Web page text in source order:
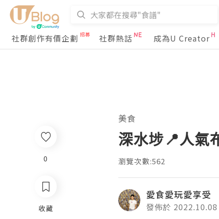
社群創作有價企劃 社群熱話 成為U Creator
美食
深水埗📍人氣
瀏覽次數:562
愛食愛玩愛享受
發佈於 2022.10.08
0
收藏